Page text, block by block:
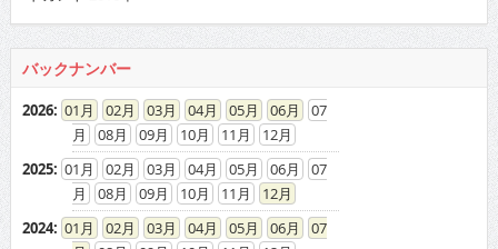
2026:01 02 03 04 05 06
07
08
09 10 11
12
08
09 10 11
12
01 02 03 04 05 06
08
09 10 11
12
01 02 03 04 05 06
08
09 10 11
12